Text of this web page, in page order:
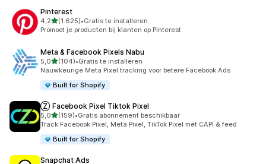
Pinterest
4,2van 5 sterren
(1.625)
1625 recensies in totaal
•Gratis te installeren
Promoot je producten bij klanten op Pinterest
Meta & Facebook Pixels Nabu
5,0van 5 sterren
(104)
104 recensies in totaal
•Gratis te installeren
Nauwkeurige Meta Pixel tracking voor betere Facebook Ads
Built for Shopify
Ⓩ Facebook Pixel Tiktok Pixel
5,0van 5 sterren
(159)
159 recensies in totaal
•Gratis abonnement beschikbaar
Track Facebook Pixel, Meta Pixel, TikTok Pixel met CAPI & feed
Built for Shopify
Snapchat Ads